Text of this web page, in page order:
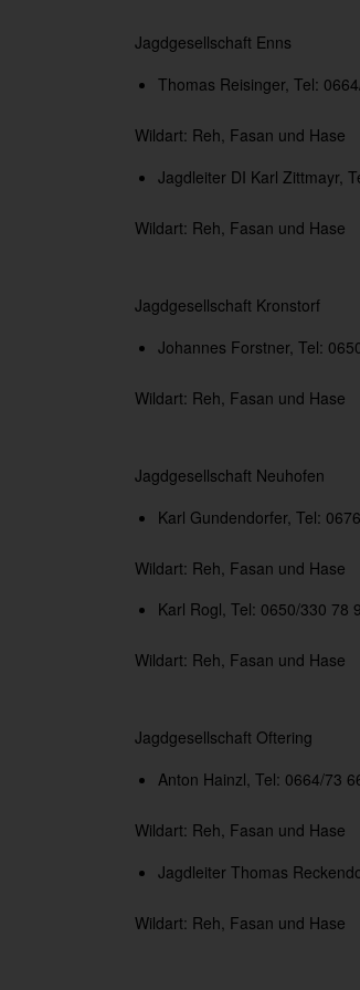
Jagdgesellschaft Enns
Thomas Reisinger, Tel:
Wildart: Reh, Fasan und Hase
Jagdleiter DI Karl Zittmayr,
Wildart: Reh, Fasan und Hase
Jagdgesellschaft Kronstorf
Johannes Forstner, Tel:
Wildart: Reh, Fasan und Hase
Jagdgesellschaft Neuhofen
Karl Gundendorfer, Tel:
Wildart: Reh, Fasan und Hase
Karl Rogl, Tel: 0650/330 78
Wildart: Reh, Fasan und Hase
Jagdgesellschaft Oftering
Anton Hainzl, Tel: 0664/73
Wildart: Reh, Fasan und Hase
Jagdleiter Thomas
Wildart: Reh, Fasan und Hase